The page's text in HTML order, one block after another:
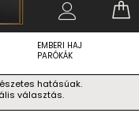
o
k
EMBERI HAJ
PARÓKÁK
hatásúak.
választás.